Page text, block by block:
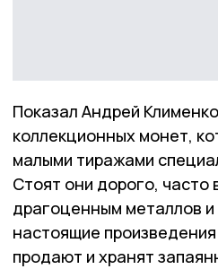
Показал Андрей
коллекционных монет,
малыми тиражами
Стоят они дорого, часто
драгоценным металлов
настоящие
продают и хранят